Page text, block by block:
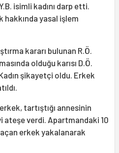
isimli kadını darp etti.
hakkında yasal işlem
kararı bulunan R.Ö.
olduğu karısı D.Ö.
şikayetçi oldu. Erkek
tartıştığı annesinin
ateşe verdi. Apartmandaki 10
erkek yakalanarak